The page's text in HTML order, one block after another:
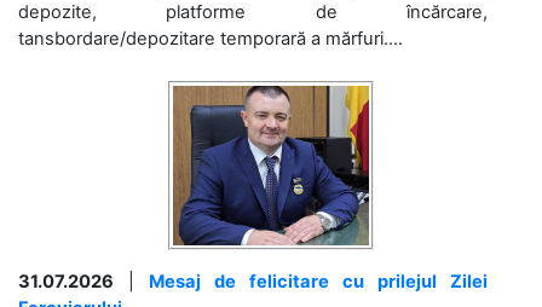
depozite, platforme de încărcare,
tansbordare/depozitare temporară a mărfuri....
31.07.2026
Mesaj de felicitare cu prilejul Zilei